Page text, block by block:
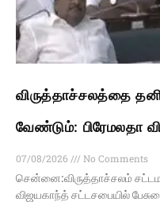
விருத்தாச்சலத்தை
வேண்டும்: பிரேமலதா
07/08/2026
No Comments
சென்னை:விருத்தாச்சலம்
விஜயகாந்த் சட்டசபையில்